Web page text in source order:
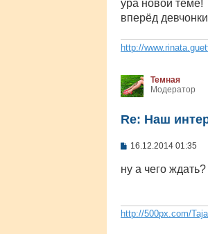
ура новой теме!
вперёд
http://
Темная
Модератор
Re: Наш
С
о
б
н
и
16.12.2014 01:35
ну а чего ждать?
http://500px.com/